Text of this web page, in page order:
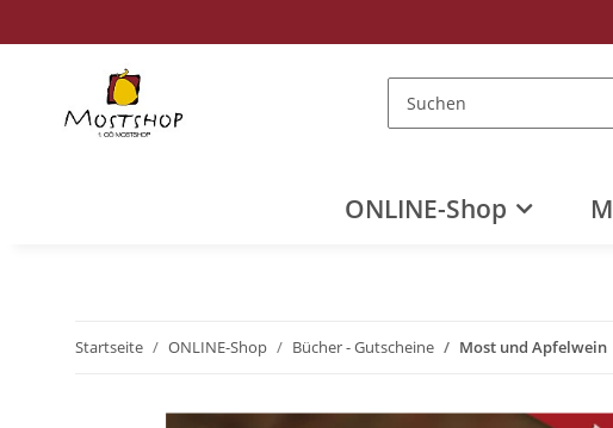
ONLINE-Shop
Startseite ONLINE-Shop Bücher - Gutscheine Most und Apfelwein